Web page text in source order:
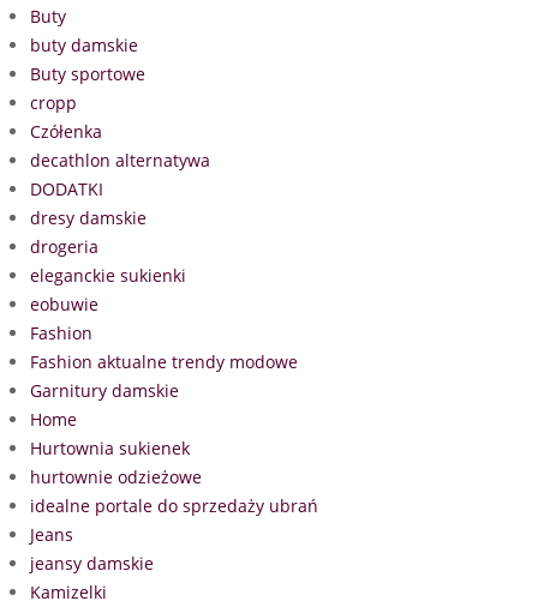
Buty
buty damskie
Buty sportowe
cropp
Czółenka
decathlon alternatywa
DODATKI
dresy damskie
drogeria
eleganckie sukienki
eobuwie
Fashion
Fashion aktualne trendy modowe
Garnitury damskie
Home
Hurtownia sukienek
hurtownie odzieżowe
idealne portale do sprzedaży ubrań
Jeans
jeansy damskie
Kamizelki